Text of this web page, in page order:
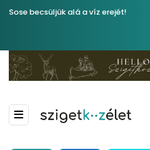
Sose becsüljük alá a víz erejét!